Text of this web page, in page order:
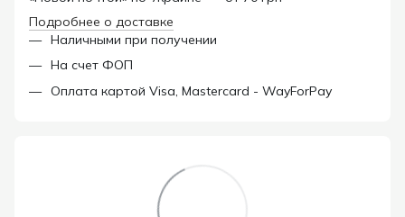
Подробнее о доставке
Наличными при получении
На счет ФОП
Оплата картой Visa, Mastercard - WayForPay